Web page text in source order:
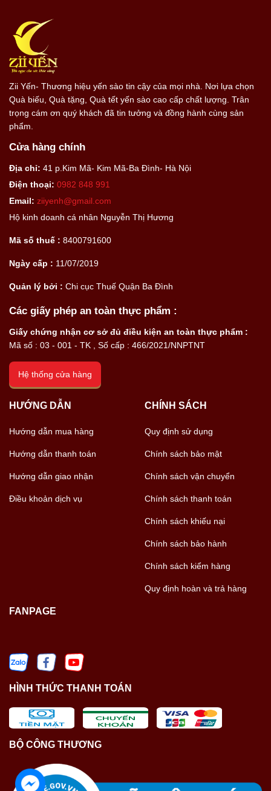
Zii Yến- Thương hiệu yến sào tin cậy của mọi nhà. Nơi lựa chọn
Quà biếu, Quà tặng, Quà tết yến sào cao cấp chất lượng. Trân
trọng cám ơn quý khách đã tin tưởng và đồng hành cùng sản
phẩm.
Cửa hàng chính
Địa chỉ: 41 p.Kim Mã- Kim Mã-Ba Đình- Hà Nội
Điện thoại: 0982 848 991
Email: ziiyenh@gmail.com
Hộ kinh doanh cá nhân Nguyễn Thị Hương
Mã số thuế : 8400791600
Ngày cấp : 11/07/2019
Quản lý bởi : Chi cục Thuế Quận Ba Đình
Các giấy phép an toàn thực phẩm :
Giấy chứng nhận cơ sở đủ điều kiện an toàn thực phẩm :
Mã số : 03 - 001 - TK , Số cấp : 466/2021/NNPTNT
Hệ thống cửa hàng
HƯỚNG DẪN
Hướng dẫn mua hàng
Hướng dẫn thanh toán
Hướng dẫn giao nhận
Điều khoản dịch vụ
CHÍNH SÁCH
Quy định sử dụng
Chính sách bảo mật
Chính sách vận chuyển
Chính sách thanh toán
Chính sách khiếu nại
Chính sách bảo hành
Chính sách kiểm hàng
Quy định hoàn và trả hàng
FANPAGE
HÌNH THỨC THANH TOÁN
BỘ CÔNG THƯƠNG